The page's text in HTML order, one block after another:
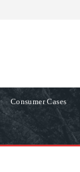
Consumer Cases